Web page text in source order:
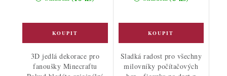
3D jedlá dekorace pro
fanoušky Minecraftu
Sladká radost pro všechny
milovníky počítačových